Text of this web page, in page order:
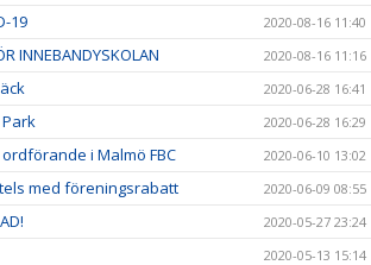
19 2020-08-16 11:40
INNEBANDYSKOLAN 2020-08-16 11:16
2020-06-28 16:41
2020-06-28 16:29
i Malmö FBC 2020-06-10 13:02
med föreningsrabatt 2020-06-09 08:55
2020-05-27 23:24
2020-05-13 15:14